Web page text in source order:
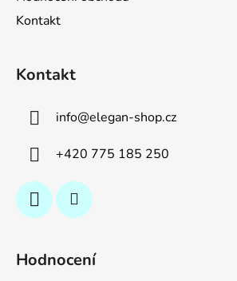
Kontakt
Kontakt
info@elegan-shop.cz
+420 775 185 250
Hodnocení